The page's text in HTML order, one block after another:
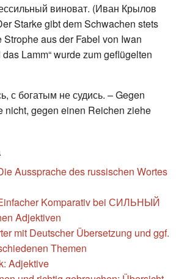
виноват. (Иван Крылов
Starke gibt dem Schwachen stets
aus der Fabel von Iwan
Lamm“ wurde zum geflügelten
с богатым не судись. – Gegen
nicht, gegen einen Reichen ziehe
Aussprache des russischen Wortes
Komparativ bei СИЛЬНЫЙ
Adjektiven
mit Deutscher Übersetzung und ggf.
Themen
Adjektive